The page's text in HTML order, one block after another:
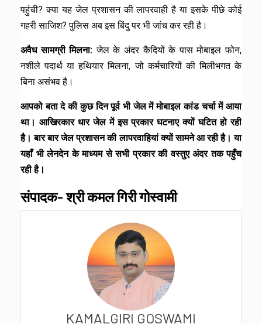
पहुंची? क्या यह जेल प्रशासन की लापरवाही है या इसके पीछे कोई
गहरी साजिश? पुलिस अब इस बिंदु पर भी जांच कर रही है।
अवैध सामग्री मिलना: जेल के अंदर कैदियों के पास मोबाइल फोन,
नशीले पदार्थ या हथियार मिलना, जो कर्मचारियों की मिलीभगत के
बिना असंभव है।
आपको बता दे की कुछ दिन पूर्व भी जेल में मोबाइल कांड चर्चा में आया
था। आखिरकार धार जेल में इस प्रकार घटनाए क्यों घटित हो रही
है। बार बार जेल प्रशासन की लापरवाहियां क्यों सामने आ रही है। या
यहाँ भी लेनदेन के माध्यम से सभी प्रकार की वस्तुए अंदर तक पहुँच
रही है।
संपादक- श्री कमल गिरी गोस्वामी
KAMALGIRI GOSWAMI